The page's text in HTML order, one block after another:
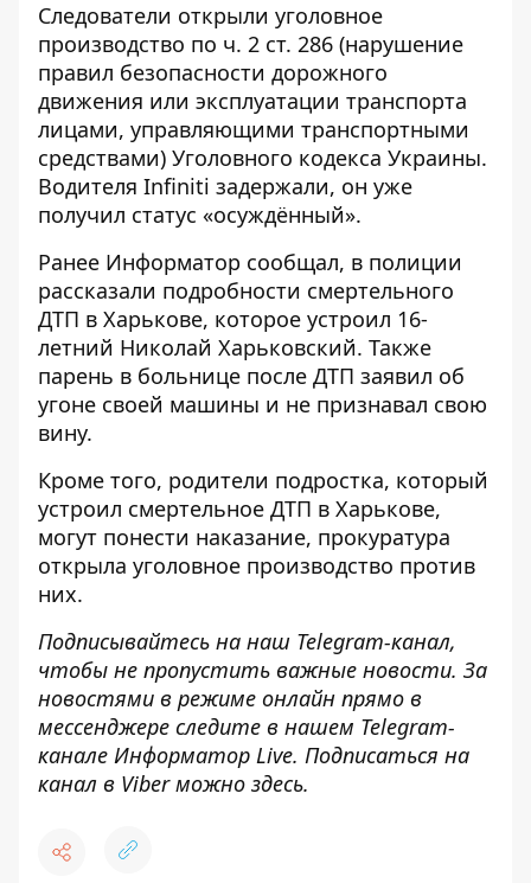
Следователи открыли уголовное
производство по ч. 2 ст. 286 (нарушение
правил безопасности дорожного
движения или эксплуатации транспорта
лицами, управляющими транспортными
средствами) Уголовного кодекса Украины.
Водителя Infiniti задержали, он уже
получил статус «осуждённый».
Ранее Информатор сообщал, в полиции
рассказали подробности смертельного
ДТП в Харькове, которое устроил 16-
летний Николай Харьковский. Также
парень в больнице после ДТП заявил об
угоне своей машины и не признавал свою
вину.
Кроме того, родители подростка, который
устроил смертельное ДТП в Харькове,
могут понести наказание, прокуратура
открыла уголовное производство против
них.
Подписывайтесь на наш Telegram-канал,
чтобы не пропустить важные новости. За
новостями в режиме онлайн прямо в
мессенджере следите в нашем Telegram-
канале Информатор Live. Подписаться на
канал в Viber можно здесь.